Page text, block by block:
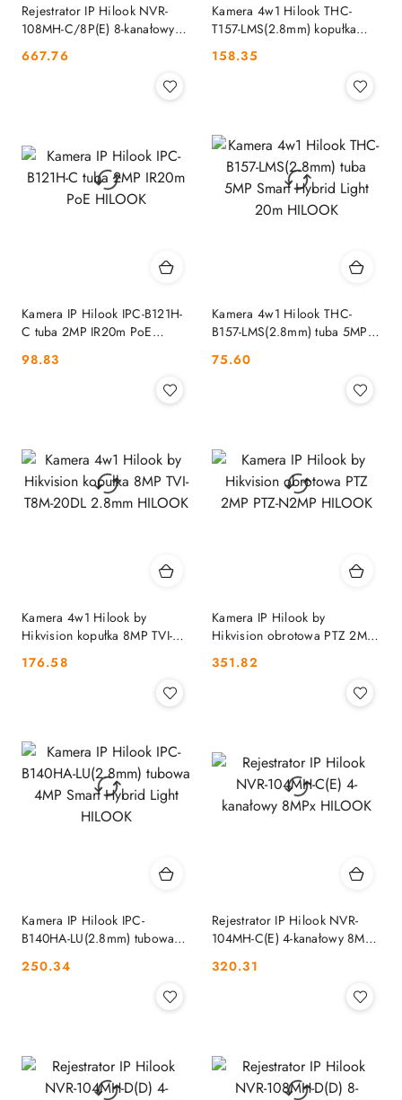
Rejestrator IP Hilook NVR-
108MH-C/8P(E) 8-kanałowy
Cena:
667.76
Kamera 4w1 Hilook THC-
T157-LMS(2.8mm) kopułka
HILOOK
Cena:
158.35
Kamera IP Hilook IPC-B121H-
C tuba 2MP IR20m PoE
Cena:
98.83
Kamera 4w1 Hilook THC-
B157-LMS(2.8mm) tuba 5MP
HILOOK
Cena:
75.60
Kamera 4w1 Hilook by
Hikvision kopułka 8MP TVI-
Cena:
176.58
Kamera IP Hilook by
Hikvision obrotowa PTZ 2MP
Cena:
351.82
Kamera IP Hilook IPC-
B140HA-LU(2.8mm) tubowa
HILOOK
Cena:
250.34
Rejestrator IP Hilook NVR-
104MH-C(E) 4-kanałowy 8MPx
Cena:
320.31